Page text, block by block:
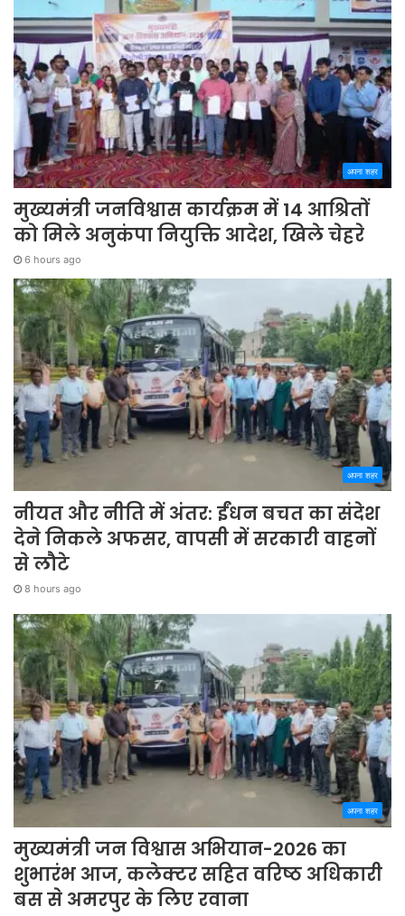
अपना शहर
मुख्यमंत्री जनविश्वास कार्यक्रम में 14 आश्रितों
को मिले अनुकंपा नियुक्ति आदेश, खिले चेहरे
6 hours ago
अपना शहर
नीयत और नीति में अंतर: ईंधन बचत का संदेश
देने निकले अफसर, वापसी में सरकारी वाहनों
से लौटे
8 hours ago
अपना शहर
मुख्यमंत्री जन विश्वास अभियान-2026 का
शुभारंभ आज, कलेक्टर सहित वरिष्ठ अधिकारी
बस से अमरपुर के लिए रवाना